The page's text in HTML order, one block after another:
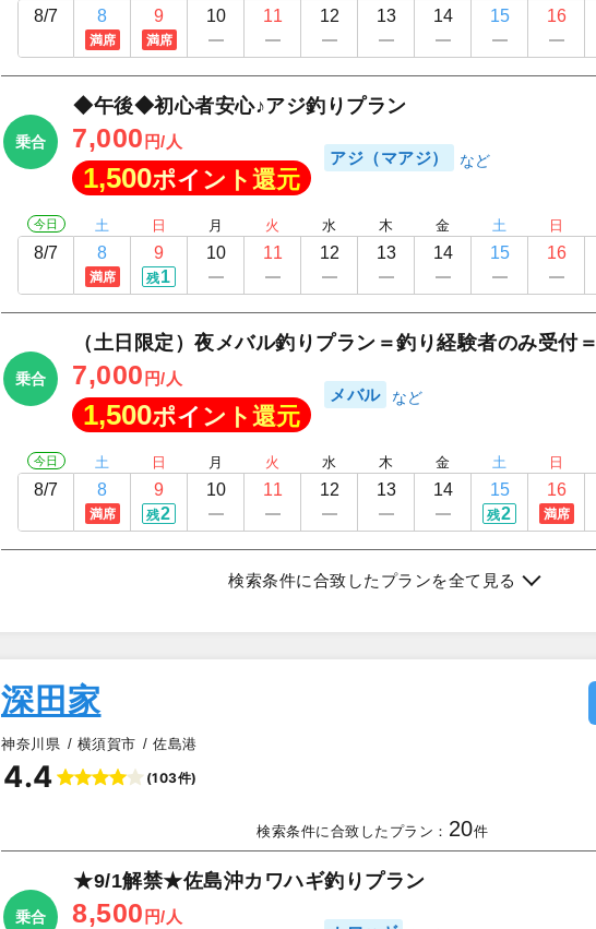
8/7 8
満席
9
満席
10 11 12 13 14 15 16
乗合
◆午後◆初心者安心♪アジ釣りプラン
7,000 円/人
1,500ポイント還元
アジ（マアジ）
今日
8/7
土
8
満席
日
9
残1
月
10
火
11
水
12
木
13
金
14
土
15
日
16
乗合
（土日限定）夜メバル釣りプラン＝釣り経験者のみ受付＝
7,000 円/人
1,500ポイント還元
メバル
今日
8/7
土
8
満席
日
9
残2
月
10
火
11
水
12
木
13
金
14
土
15
残2
日
16
満席
検索条件に合致したプランを全て見る
深田家
神奈川県 横須賀市 佐島港
4.4 (103件)
検索条件に合致したプラン： 20件
乗合
★9/1解禁★佐島沖カワハギ釣りプラン
8,500 円/人